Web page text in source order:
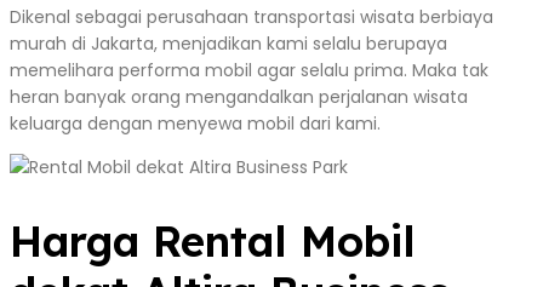
Dikenal sebagai perusahaan transportasi wisata berbiaya
murah di Jakarta, menjadikan kami selalu berupaya
memelihara performa mobil agar selalu prima. Maka tak
heran banyak orang mengandalkan perjalanan wisata
keluarga dengan menyewa mobil dari kami.
Harga Rental Mobil